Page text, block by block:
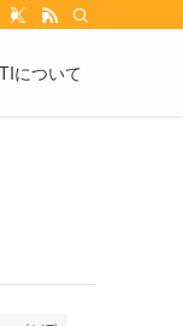
について